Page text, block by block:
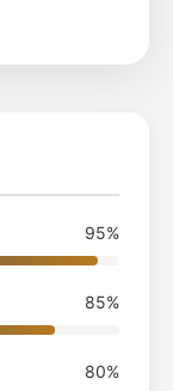
95%
85%
80%